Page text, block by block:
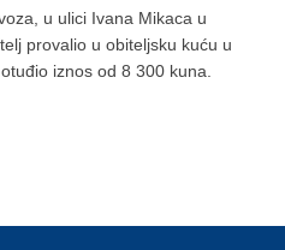
u ulici Ivana Mikaca u
provalio u obiteljsku kuću u
iznos od 8 300 kuna.